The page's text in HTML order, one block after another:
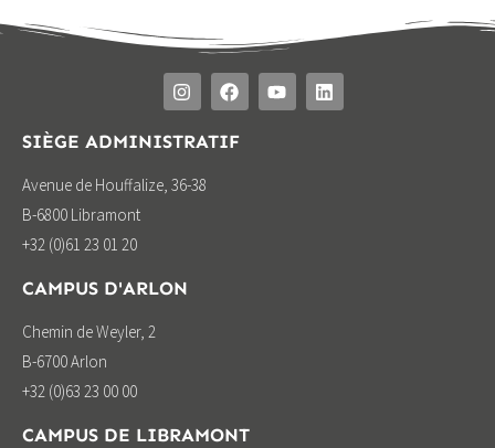
SIÈGE ADMINISTRATIF
Avenue de Houffalize, 36-38
B-6800 Libramont
+32 (0)61 23 01 20
CAMPUS D'ARLON
Chemin de Weyler, 2
B-6700 Arlon
+32 (0)63 23 00 00
CAMPUS DE LIBRAMONT